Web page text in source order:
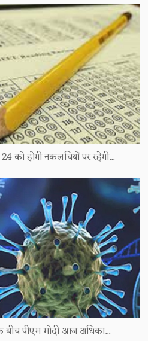
को होगी नकलचियों पर रहेगी...
पीएम मोदी आज अधिका...